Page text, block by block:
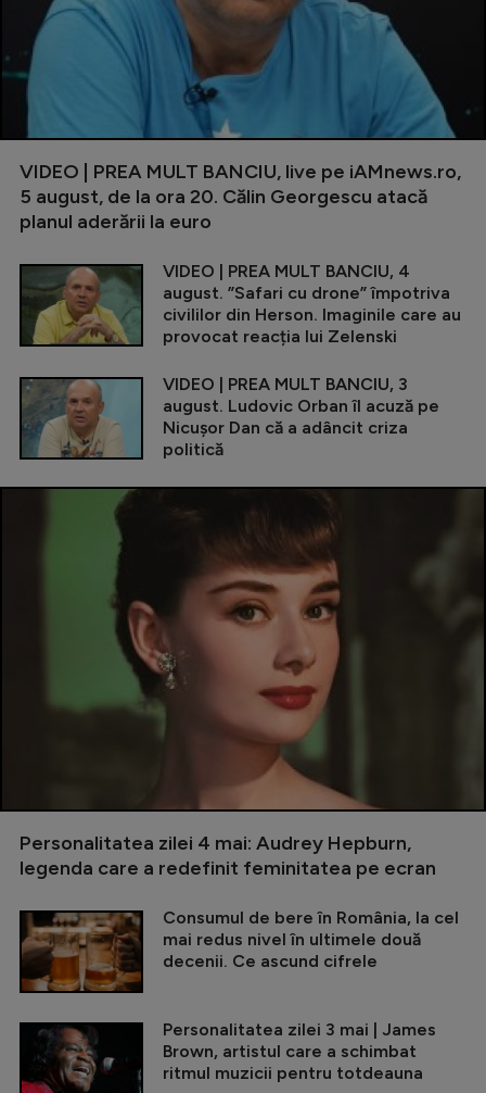
VIDEO | PREA MULT BANCIU, live pe iAMnews.ro,
5 august, de la ora 20. Călin Georgescu atacă
planul aderării la euro
VIDEO | PREA MULT BANCIU, 4
august. ”Safari cu drone” împotriva
civililor din Herson. Imaginile care au
provocat reacția lui Zelenski
VIDEO | PREA MULT BANCIU, 3
august. Ludovic Orban îl acuză pe
Nicușor Dan că a adâncit criza
politică
Personalitatea zilei 4 mai: Audrey Hepburn,
legenda care a redefinit feminitatea pe ecran
Consumul de bere în România, la cel
mai redus nivel în ultimele două
decenii. Ce ascund cifrele
Personalitatea zilei 3 mai | James
Brown, artistul care a schimbat
ritmul muzicii pentru totdeauna